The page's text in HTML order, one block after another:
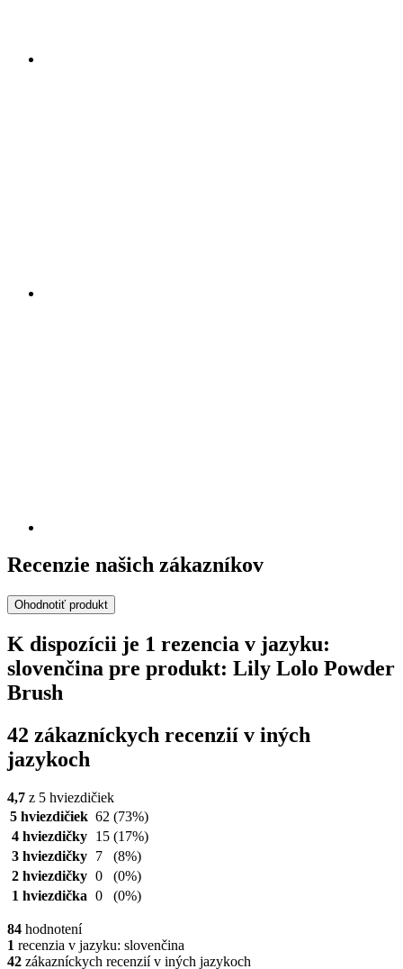
Recenzie našich zákazníkov
Ohodnotiť produkt
K dispozícii je 1 rezencia v jazyku:
slovenčina pre produkt: Lily Lolo Powder
Brush
42 zákazníckych recenzií v iných
jazykoch
4,7 z 5 hviezdičiek
5 hviezdičiek 62 (73%)
4 hviezdičky
15 (17%)
3 hviezdičky
7
(8%)
2 hviezdičky 0
(0%)
1 hviezdička 0 (0%)
84 hodnotení
1 recenzia v jazyku: slovenčina
42 zákazníckych recenzií v iných jazykoch